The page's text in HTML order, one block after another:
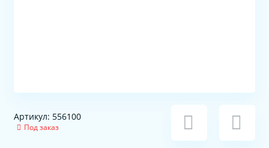
Артикул: 556100
Под заказ